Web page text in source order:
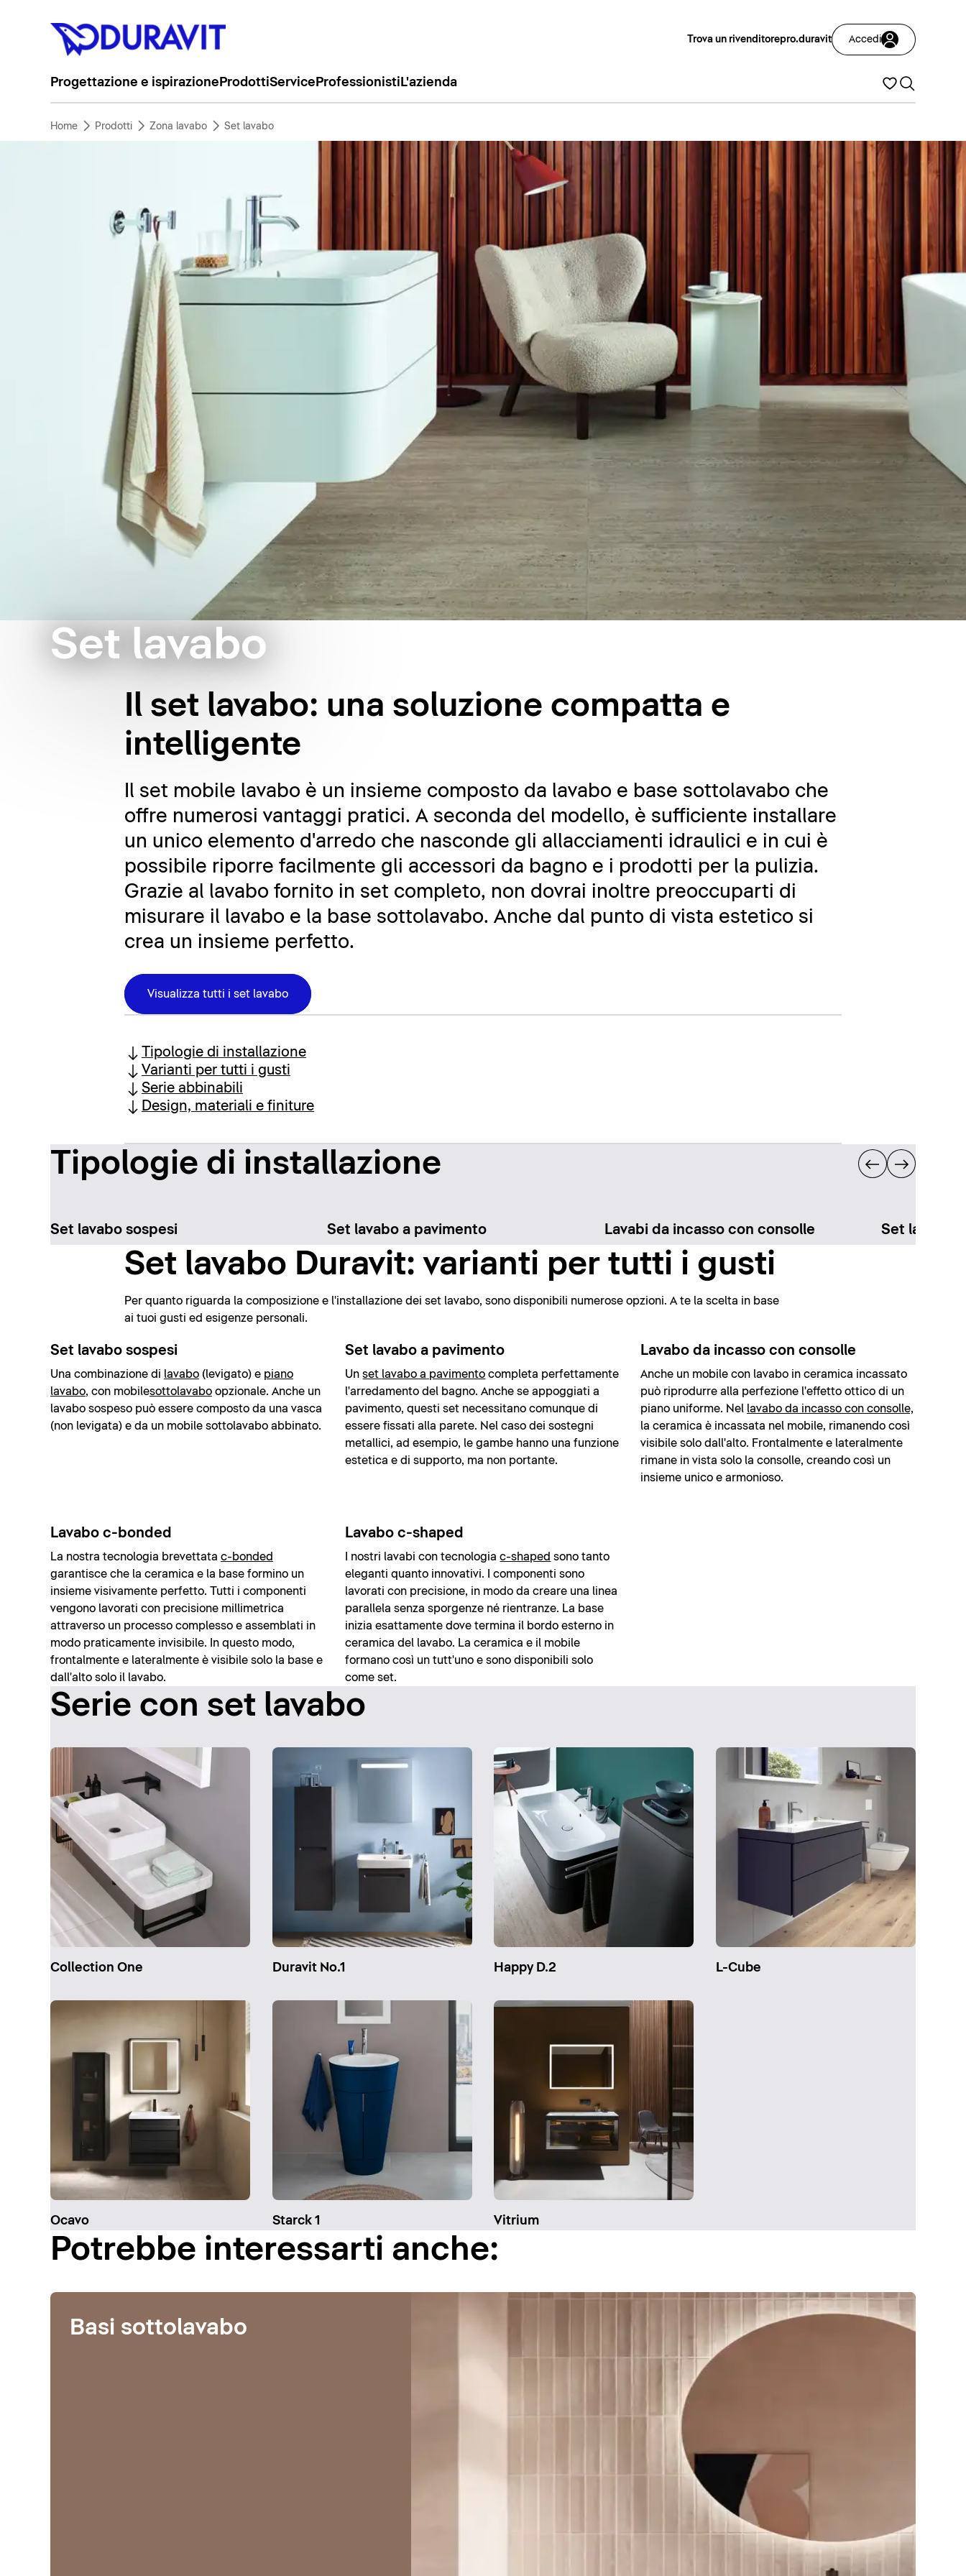
Trova un rivenditorepro.duravit Accedi
Progettazione e ispirazione ProdottiService Professionisti L'azienda
Home Prodotti Zona lavabo Set lavabo
Set lavabo
Il set lavabo: una soluzione compatta e
intelligente
Il set mobile lavabo è un insieme composto da lavabo e base sottolavabo che
offre numerosi vantaggi pratici. A seconda del modello, è sufficiente installare
un unico elemento d'arredo che nasconde gli allacciamenti idraulici e in cui è
possibile riporre facilmente gli accessori da bagno e i prodotti per la pulizia.
Grazie al lavabo fornito in set completo, non dovrai inoltre preoccuparti di
misurare il lavabo e la base sottolavabo. Anche dal punto di vista estetico si
crea un insieme perfetto.
Visualizza tutti i set lavabo
Tipologie di installazione
Varianti per tutti i gusti
Serie abbinabili
Design, materiali e finiture
Tipologie di installazione
Set lavabo sospesi Set lavabo a pavimento Lavabi da incasso con consolle Set lavabo
Set lavabo Duravit: varianti per tutti i gusti
Per quanto riguarda la composizione e l'installazione dei set lavabo, sono disponibili numerose opzioni. A te la scelta in base
ai tuoi gusti ed esigenze personali.
Set lavabo sospesi
Una combinazione di lavabo(levigato) e piano
lavabo, con mobilesottolavaboopzionale. Anche un
lavabo sospeso può essere composto da una vasca
(non levigata) e da un mobile sottolavabo abbinato.
Set lavabo a pavimento
Unset lavabo a pavimento completa perfettamente
l'arredamento del bagno. Anche se appoggiati a
pavimento, questi set necessitano comunque di
essere fissati alla parete. Nel caso dei sostegni
metallici, ad esempio, le gambe hanno una funzione
estetica e di supporto, ma non portante.
Lavabo da incasso con consolle
Anche un mobile con lavabo in ceramica incassato
può riprodurre alla perfezione l'effetto ottico di un
piano uniforme. Nel lavabo da incasso con consolle,
la ceramica è incassata nel mobile, rimanendo così
visibile solo dall'alto. Frontalmente e lateralmente
rimane in vista solo la consolle, creando così un
insieme unico e armonioso.
Lavabo c-bonded
La nostra tecnologia brevettata c-bonded
garantisce che la ceramica e la base formino un
insieme visivamente perfetto. Tutti i componenti
vengono lavorati con precisione millimetrica
attraverso un processo complesso e assemblati in
modo praticamente invisibile. In questo modo,
frontalmente e lateralmente è visibile solo la base e
dall'alto solo il lavabo.
Lavabo c-shaped
I nostri lavabi con tecnologiac-shaped sono tanto
eleganti quanto innovativi. I componenti sono
lavorati con precisione, in modo da creare una linea
parallela senza sporgenze né rientranze. La base
inizia esattamente dove termina il bordo esterno in
ceramica del lavabo. La ceramica e il mobile
formano così un tutt'uno e sono disponibili solo
come set.
Serie con set lavabo
Collection One Duravit No.1 Happy D.2 L-Cube
Ocavo Starck 1 Vitrium
Potrebbe interessarti anche:
Basi sottolavabo